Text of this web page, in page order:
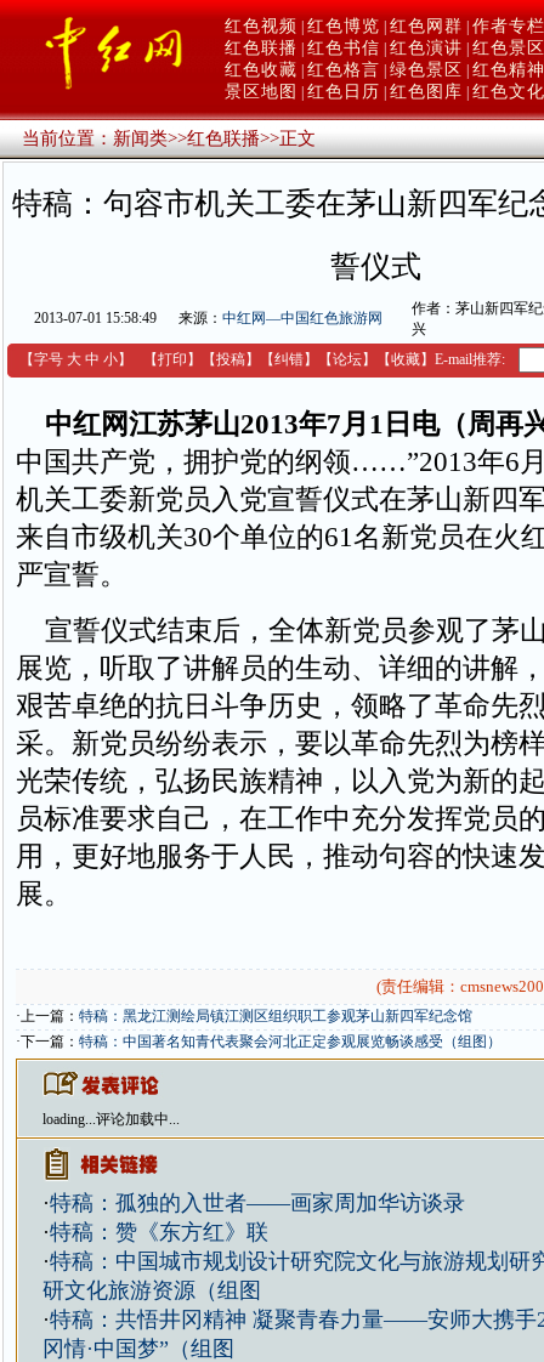
红色视频 红色博览 红色网群 作者专栏
红色联播 红色书信 红色演讲 红色景区
红色收藏 红色格言 绿色景区
红色精神
景区地图
红色日历 红色图库 红色文化
当前位置：新闻类>>红色联播>>正文
特稿：句容市机关工委在茅山新四军纪
誓仪式
2013-07-01 15:58:49 来源： 中红网—中国红色旅游网
作者：茅山新四军
兴
【字号 大 中 小】 【打印 】 【投稿】 【纠错】 【论坛】 【收藏】 E-mail推荐:
中红网江苏茅山2013年7月1日电（周再
中国共产党，拥护党的纲领……”2013年6
机关工委新党员入党宣誓仪式在茅山新四
来自市级机关30个单位的61名新党员在火
严宣誓。
宣誓仪式结束后，全体新党员参观了茅
展览，听取了讲解员的生动、详细的讲解
艰苦卓绝的抗日斗争历史，领略了革命先
采。新党员纷纷表示，要以革命先烈为榜
光荣传统，弘扬民族精神，以入党为新的
员标准要求自己，在工作中充分发挥党员
用，更好地服务于人民，推动句容的快速
展。
(责任编辑：
·上一篇： 特稿：黑龙江测绘局镇江测区组织职工参观茅山新四军纪念馆
·下一篇： 特稿：中国著名知青代表聚会河北正定参观展览畅谈感受（组图）
loading...评论加载中...
·特稿：孤独的入世者——画家周加华访谈录
·特稿：赞《东方红》联
·特稿：中国城市规划设计研究院文化与旅游规划研
研文化旅游资源（组图
·特稿：共悟井冈精神 凝聚青春力量——安师大携手
冈情·中国梦”（组图